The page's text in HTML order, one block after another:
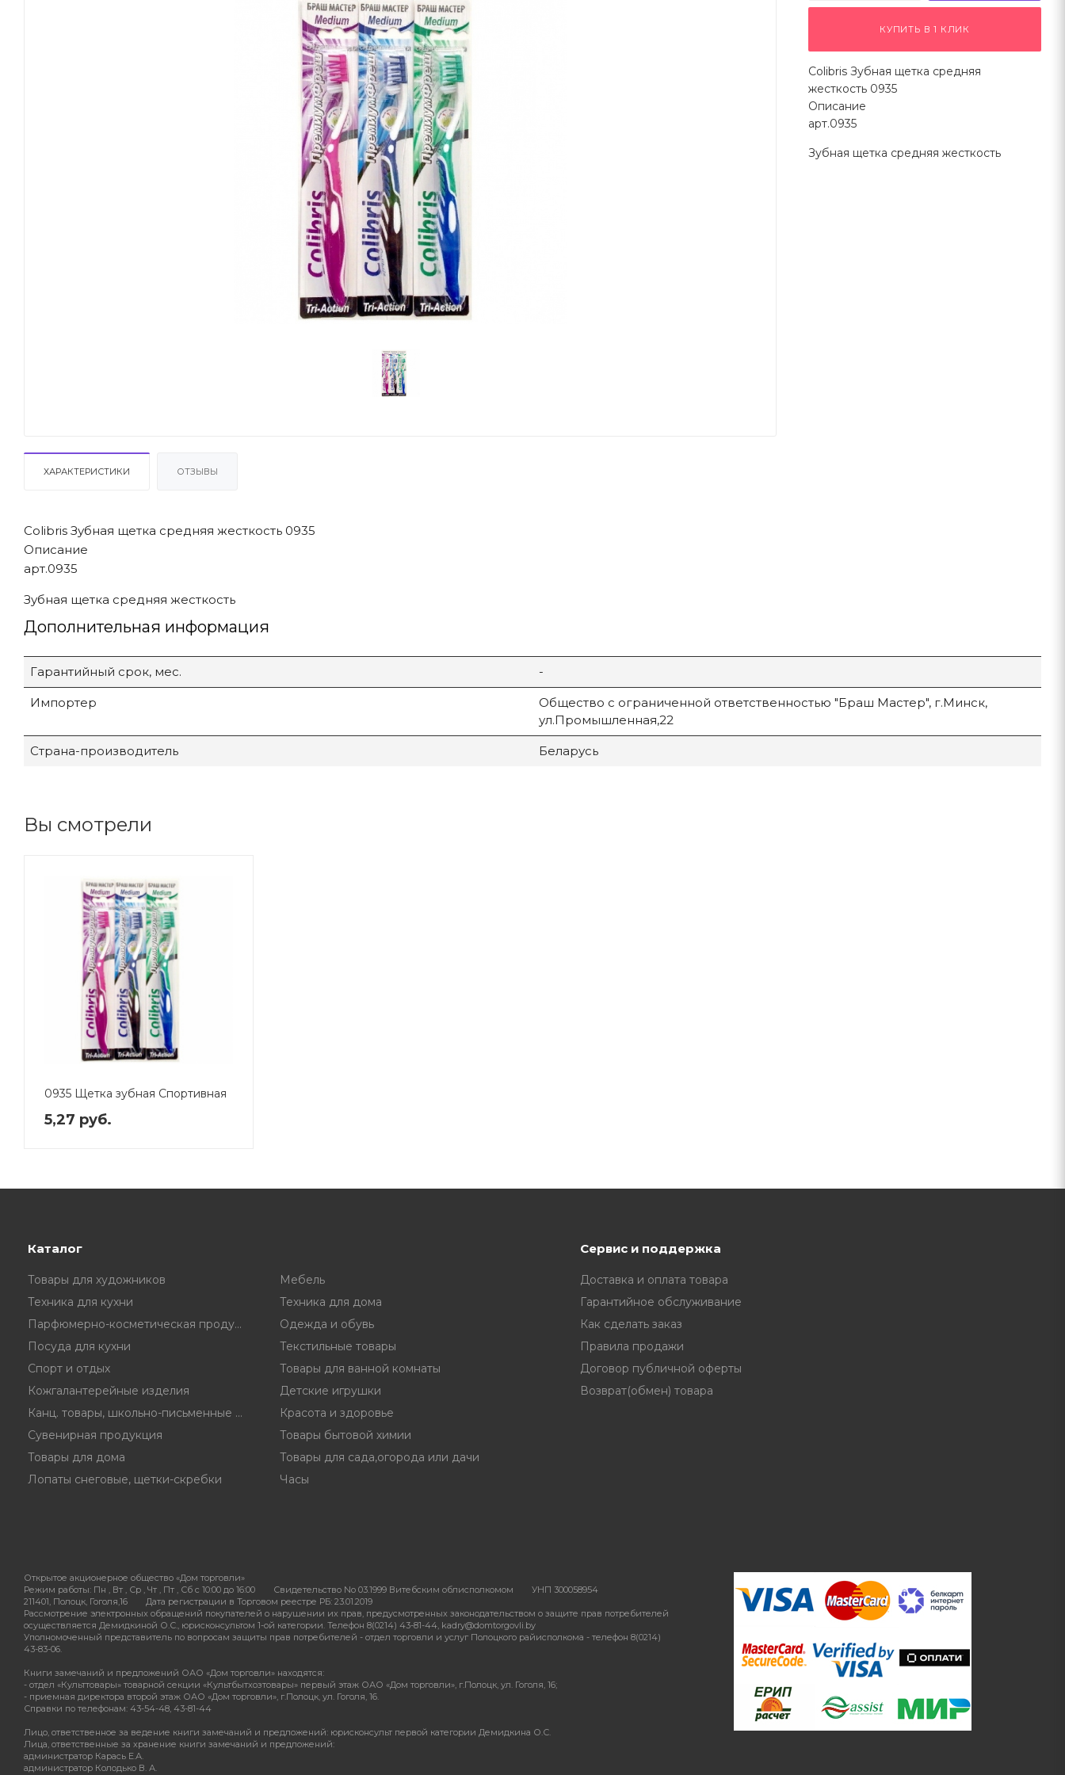
КУПИТЬ В 1 КЛИК
Colibris Зубная щетка средняя
жесткость 0935
Описание
арт.0935
Зубная щетка средняя жесткость
ХАРАКТЕРИСТИКИ ОТЗЫВЫ
Colibris Зубная щетка средняя жесткость 0935
Описание
арт.0935
Зубная щетка средняя жесткость
Дополнительная информация
Гарантийный срок, мес. -
Импортер
Общество с ограниченной ответственностью "Браш Мастер", г.Минск,
ул.Промышленная,22
Страна-производитель Беларусь
Вы смотрели
0935 Щетка зубная Спортивная
5,27 руб.
Каталог
Товары для художников
Мебель
Техника для кухни
Техника для дома
Парфюмерно-косметическая продукция
Одежда и обувь
Посуда для кухни
Текстильные товары
Спорт и отдых
Товары для ванной комнаты
Кожгалантерейные изделия
Детские игрушки
Канц. товары, школьно-письменные принадл.
Красота и здоровье
Сувенирная продукция
Товары бытовой химии
Товары для дома
Товары для сада,огорода или дачи
Лопаты снеговые, щетки-скребки
Часы
Сервис и поддержка
Доставка и оплата товара
Гарантийное обслуживание
Как сделать заказ
Правила продажи
Договор публичной оферты
Возврат(обмен) товара
Открытое акционерное общество «Дом торговли»
Режим работы: Пн , Вт , Ср , Чт , Пт , Сб c 10:00 до 16:00 Свидетельство No 03.1999 Витебским облисполкомом
УНП 300058954
211401, Полоцк, Гоголя,16
Дата регистрации в Торговом реестре РБ: 23.01.2019
Рассмотрение электронных обращений покупателей о нарушении их прав, предусмотренных законодательством о защите прав потребителей
осуществляется Демидкиной О.С., юрисконсультом 1-ой категории. Телефон 8(0214) 43-81-44, kadry@domtorgovli.by
Уполномоченный представитель по вопросам защиты прав потребителей - отдел торговли и услуг Полоцкого райисполкома - телефон 8(0214)
43-83-06.
Книги замечаний и предложений ОАО «Дом торговли» находятся:
- отдел «Культтовары» товарной секции «Культбытхозтовары» первый этаж ОАО «Дом торговли», г.Полоцк, ул. Гоголя, 16;
- приемная директора второй этаж ОАО «Дом торговли», г.Полоцк, ул. Гоголя, 16.
Справки по телефонам: 43-54-48, 43-81-44
Лицо, ответственное за ведение книги замечаний и предложений: юрисконсульт первой категории Демидкина О.С.
Лица, ответственные за хранение книги замечаний и предложений:
администратор Карась Е.А.
администратор Колодько В. А.